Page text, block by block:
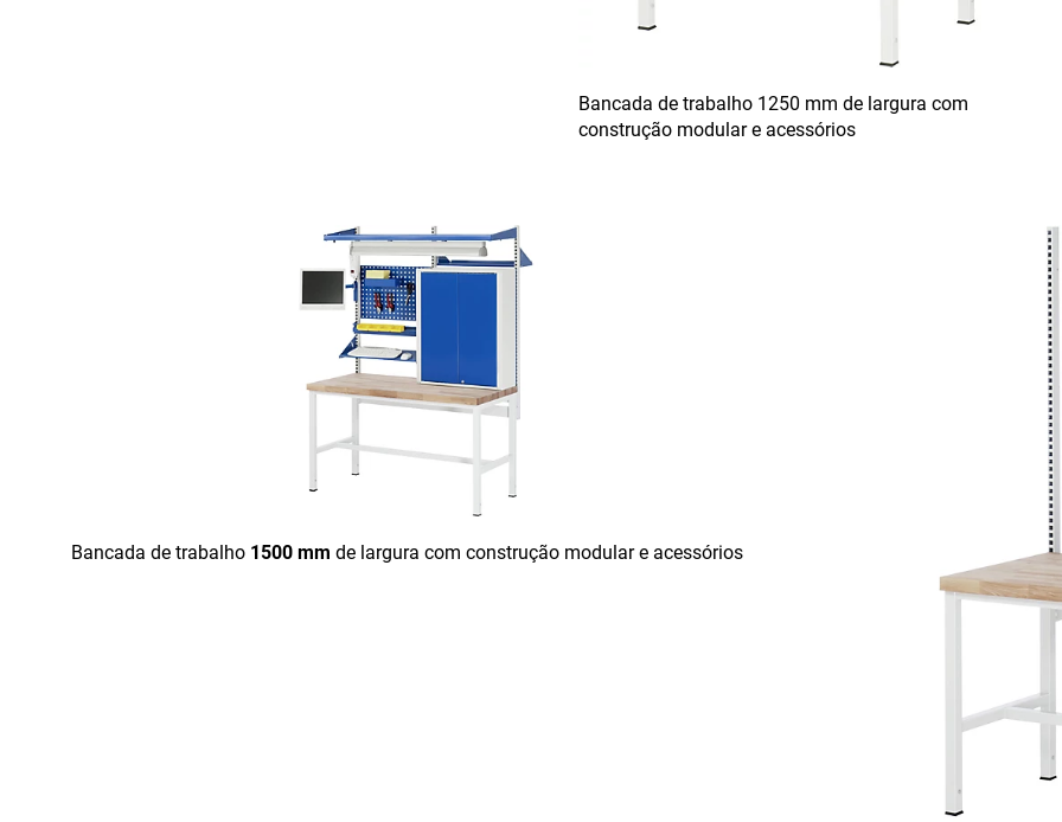
Bancada de trabalho 1250 mm de largura com
construção modular e acessórios
Bancada de trabalho 1500 mm de largura com construção modular e acessórios